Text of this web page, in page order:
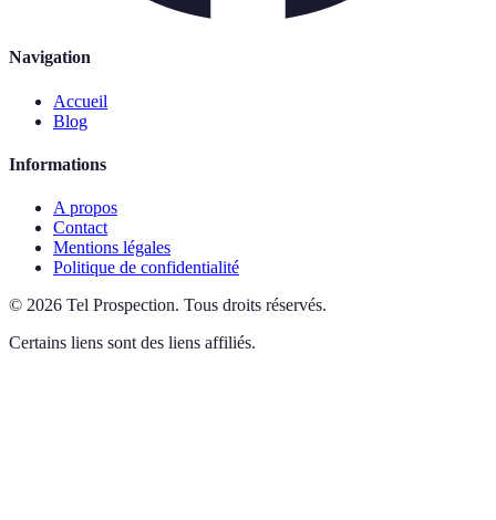
Navigation
Accueil
Blog
Informations
A propos
Contact
Mentions légales
Politique de confidentialité
© 2026 Tel Prospection. Tous droits réservés.
Certains liens sont des liens affiliés.